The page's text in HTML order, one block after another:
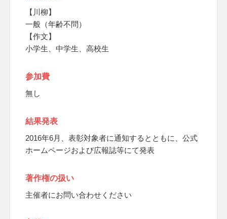
【川柳】
一般（年齢不問）
【作文】
小学生、中学生、高校生
参加費
無し
結果発表
2016年6月、表彰対象者に通知するとともに、公式
ホームページおよび広報誌等にて発表
著作権の扱い
主催者にお問い合わせください